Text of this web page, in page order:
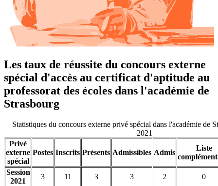
Les taux de réussite du concours externe
spécial d'accès au certificat d'aptitude au
professorat des écoles dans l'académie de
Strasbourg
Statistiques du concours externe privé spécial dans l'académie de
2021
Privé
externe
spécial
Postes Inscrits Présents Admissibles Admis
Liste
Session
2021
3 11 3 3 2
0